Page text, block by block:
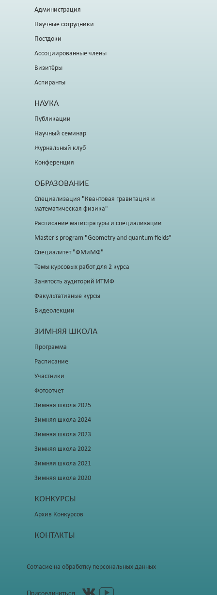
Администрация
Научные сотрудники
Постдоки
Ассоциированные члены
Визитёры
Аспиранты
НАУКА
Публикации
Научный семинар
Журнальный клуб
Конференция
ОБРАЗОВАНИЕ
Специализация "Квантовая гравитация и
математическая физика"
Расписание магистратуры и специализации
Master's program "Geometry and quantum fields"
Специалитет "ФМиМФ"
Темы курсовых работ для 2 курса
Занятость аудиторий ИТМФ
Факультативные курсы
Видеолекции
ЗИМНЯЯ ШКОЛА
Программа
Расписание
Участники
Фотоотчет
Зимняя школа 2025
Зимняя школа 2024
Зимняя школа 2023
Зимняя школа 2022
Зимняя школа 2021
Зимняя школа 2020
КОНКУРСЫ
Архив Конкурсов
КОНТАКТЫ
Согласие на обработку персональных данных
Присоединиться